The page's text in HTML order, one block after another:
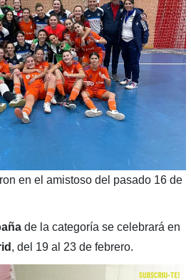
en el amistoso del pasado 16 de
de la categoría se celebrará en
, del 19 al 23 de febrero.